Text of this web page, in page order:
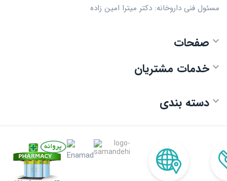
مسئول فنی داروخانه: دکتر میترا امین زاده
صفحات 
خدمات مشتریان 
دسته بندی 